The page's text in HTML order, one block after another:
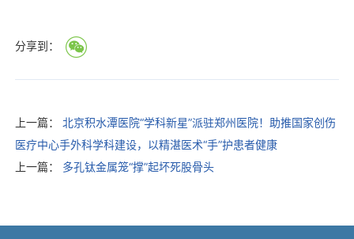
分享到：
上一篇： 北京积水潭医院“学科新星”派驻郑州医院！助推国家创伤
医疗中心手外科学科建设，以精湛医术“手”护患者健康
上一篇： 多孔钛金属笼“撑”起坏死股骨头